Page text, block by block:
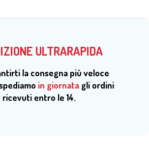
ULTRARAPIDA
la consegna più veloce
in giornata gli ordini
ricevuti entro le 14.